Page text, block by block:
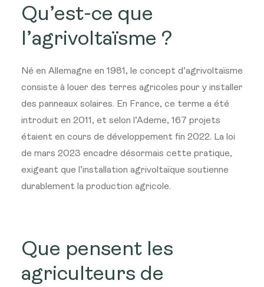
Qu’est-ce que
l’agrivoltaïsme ?
Né en Allemagne en 1981, le concept d’agrivoltaïsme
consiste à louer des terres agricoles pour y installer
des panneaux solaires. En France, ce terme a été
introduit en 2011, et selon l’Ademe, 167 projets
étaient en cours de développement fin 2022. La loi
de mars 2023 encadre désormais cette pratique,
exigeant que l’installation agrivoltaïque soutienne
durablement la production agricole.
Que pensent les
agriculteurs de